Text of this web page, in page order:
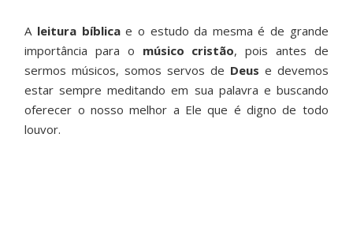
A leitura bíblicae o estudo da mesma é de grande
importância para o músico cristão, pois antes de
sermos músicos, somos servos de Deus e devemos
estar sempre meditando em sua palavra e buscando
oferecer o nosso melhor a Ele que é digno de todo
louvor.